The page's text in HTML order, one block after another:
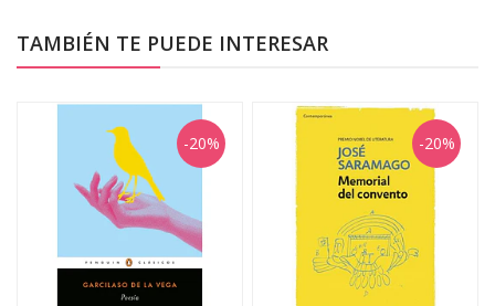
TAMBIÉN TE PUEDE INTERESAR
-20% -20%